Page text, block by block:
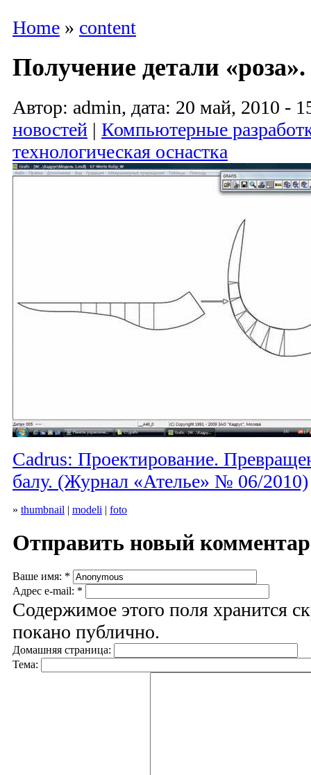
Home » content
Получение детали
Автор: admin, дата: 20 май, 2010 -
новостей | Компьютерные
технологическая оснастка
Cadrus: Проектирование.
балу. (Журнал «Ателье» № 06/2010)
» thumbnail | modeli | foto
Отправить новый
Ваше имя: *
Адрес e-mail: *
Содержимое этого поля хранится
покано публично.
Домашняя страница:
Тема: